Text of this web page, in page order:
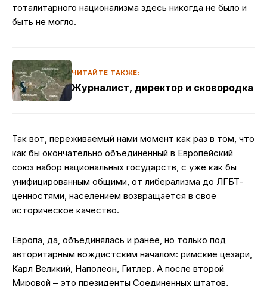
тоталитарного национализма здесь никогда не было и
быть не могло.
ЧИТАЙТЕ ТАКЖЕ:
Журналист, директор и сковородка
Так вот, переживаемый нами момент как раз в том, что
как бы окончательно объединенный в Европейский
союз набор национальных государств, с уже как бы
унифицированным общими, от либерализма до ЛГБТ-
ценностями, населением возвращается в свое
историческое качество.
Европа, да, объединялась и ранее, но только под
авторитарным вождистским началом: римские цезари,
Карл Великий, Наполеон, Гитлер. А после второй
Мировой – это президенты Соединенных штатов,